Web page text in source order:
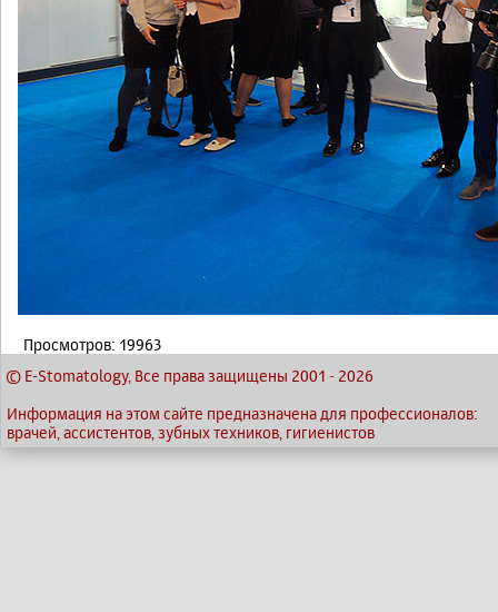
Просмотров: 19963
© E-Stomatology, Все права защищены 2001 - 2026
Информация на этом сайте предназначена для профессионалов:
врачей, ассистентов, зубных техников, гигиенистов